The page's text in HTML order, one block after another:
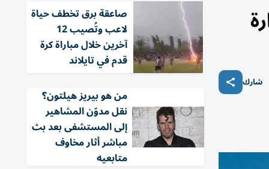
شارك
صاعقة برق تخطف حياة
لاعب وتُصيب 12
آخرين خلال مباراة كرة
قدم في تايلاند
من هو بيريز هيلتون؟
نقل مدوّن المشاهير
إلى المستشفى بعد بث
مباشر أثار مخاوف
متابعيه